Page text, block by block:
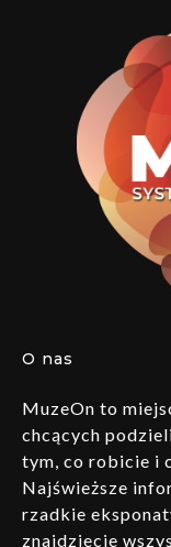
O nas
MuzeOn to
chcących
tym, co robicie i
Najświeższe
rzadkie
znajdziecie